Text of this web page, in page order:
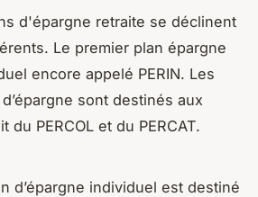
d'épargne retraite se déclinent
Le premier plan épargne
encore appelé PERIN. Les
sont destinés aux
du PERCOL et du PERCAT.
d’épargne individuel est destiné